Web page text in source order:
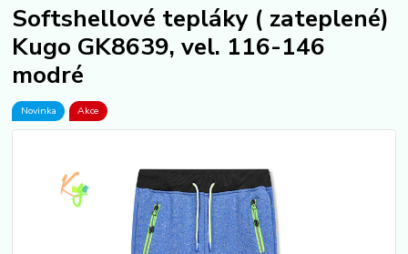
Softshellové tepláky ( zateplené)
Kugo GK8639, vel. 116-146
modré
Novinka Akce